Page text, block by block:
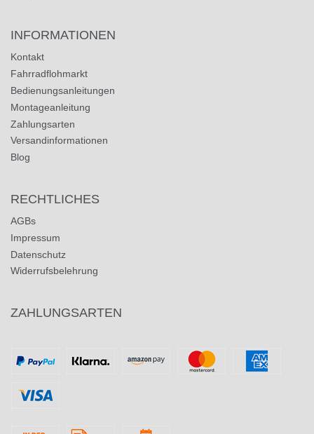
INFORMATIONEN
Kontakt
Fahrradflohmarkt
Bedienungsanleitungen
Montageanleitung
Zahlungsarten
Versandinformationen
Blog
RECHTLICHES
AGBs
Impressum
Datenschutz
Widerrufsbelehrung
ZAHLUNGSARTEN